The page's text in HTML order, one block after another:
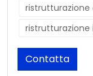
ristrutturazione
ristrutturazione
Contatta